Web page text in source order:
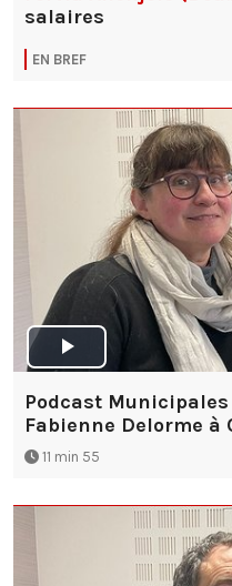
salaires
EN BREF
Podcast
Fabienne Delorme à
11 min 55